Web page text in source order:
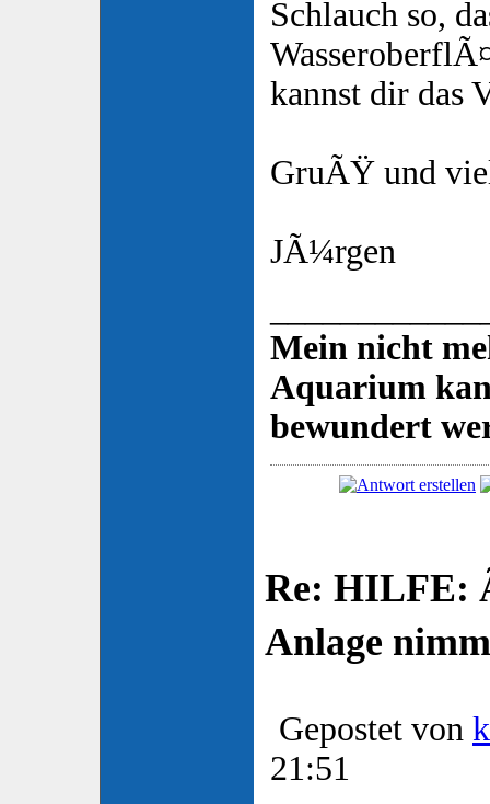
Schlauch so,
kannst dir das
GruÃŸ und
JÃ¼rgen
Mein nicht
Aquarium
bewundert
Re: HILFE:
Anlage
Gepostet von
21:51